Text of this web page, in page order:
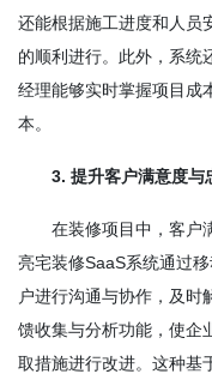
还能根据施工进度和人员
的顺利进行。此外，系统
经理能够实时掌握项目成
本。
3. 提升客户满意度与
在装修项目中，客户
亮宅装修SaaS系统通过
户进行沟通与协作，及时
馈收集与分析功能，使企
取措施进行改进。这种基